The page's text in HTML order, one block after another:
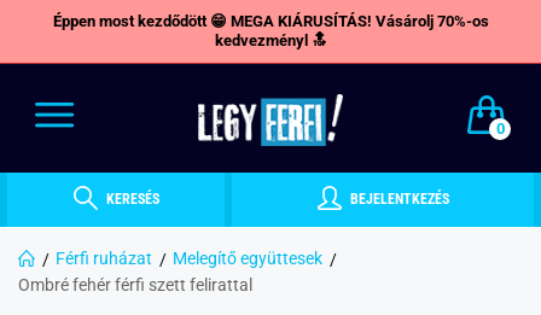
Éppen most kezdődött 😁 MEGA KIÁRUSÍTÁS! Vásárolj 70%-os
kedvezményl 🔝
0
KERESÉS BEJELENTKEZÉS
Férfi ruházat
Melegítő együttesek
Ombré fehér férfi szett felirattal